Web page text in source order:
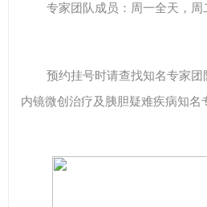
专家团队成员：周一全天，
预约挂号时请查找知名专家
内镜微创治疗及胰胆疑难疾病知名